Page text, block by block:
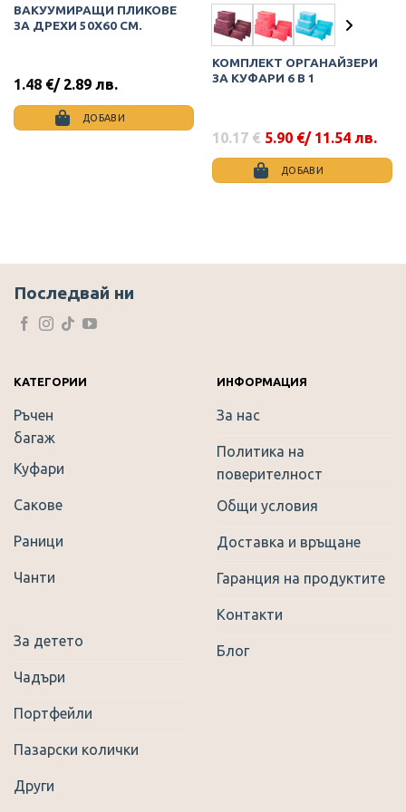
Mon Sep 16 2024 09:56:51 GMT+0000 (Coordinated
ВАКУУМИРАЩИ ПЛИКОВЕ
ЗА ДРЕХИ 50Х60 СМ.
1.48 €/ 2.89 лв.
ДОБАВИ
КОМПЛЕКТ ОРГАНАЙЗЕРИ
ЗА КУФАРИ 6 В 1
10.17 €
Original
price
10.17 €.
5.90 €
Текущата
цена
5.90 €.
/ 11.54 лв.
ДОБАВИ
variants.
on
product
Последвай ни
КАТЕГОРИИ
Ръчен
багаж
Куфари
Сакове
Раници
Чанти
За детето
Чадъри
Портфейли
Пазарски колички
Други
ИНФОРМАЦИЯ
За нас
Политика на
поверителност
Общи условия
Доставка и връщане
Гаранция на продуктите
Контакти
Блог